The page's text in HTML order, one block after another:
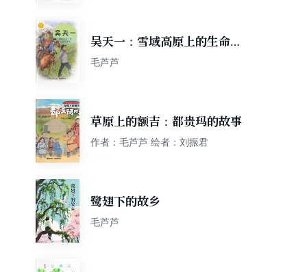
吴天一：雪域高原上的生命守
护人（中华先锋人物故事汇）
毛芦芦
草原上的额吉：都贵玛的故事
作者：毛芦芦 绘者：刘振君
鹭翅下的故乡
毛芦芦